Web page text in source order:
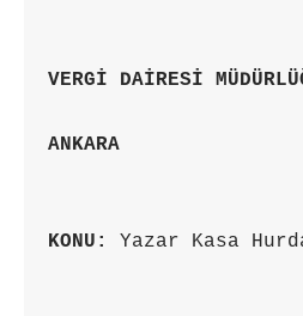
VERGİ DAİRESİ
KONU: Yazar Kasa